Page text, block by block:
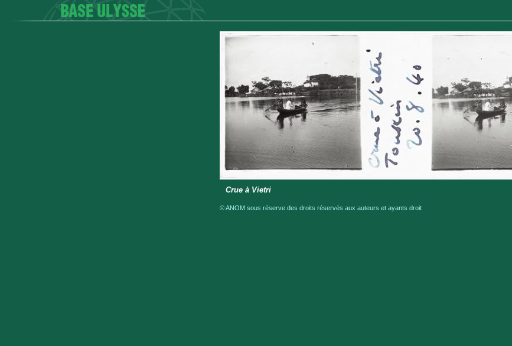
Crue à Vietri
© ANOM sous réserve des droits réservés aux auteurs et ayants droit